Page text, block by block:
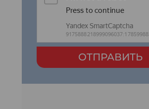
ОТПРАВИТЬ